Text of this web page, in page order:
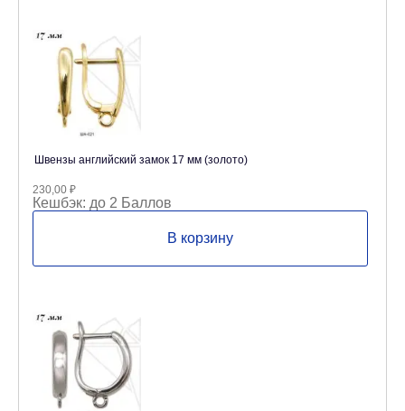
Швензы английский замок 17 мм (золото)
230,00 ₽
Кешбэк: до 2 Баллов
В корзину